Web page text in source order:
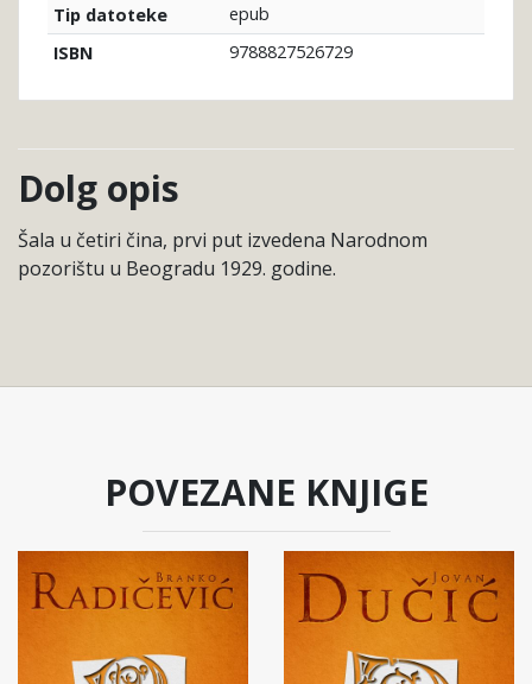
Tip datoteke
epub
ISBN
9788827526729
Dolg opis
Šala u četiri čina, prvi put izvedena Narodnom
pozorištu u Beogradu 1929. godine.
POVEZANE KNJIGE